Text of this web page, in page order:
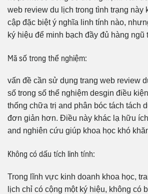
web review du lịch trong tình trạng này
cập đặc biệt ý nghĩa linh tính nào,
ký hiệu để minh bạch đầy đủ hàng ngũ
Mã số trong thể nghiệm:
vấn đề cần sử dụng trang web review
số trong số thể nghiệm desgin điều
thống chữa trị and phân bóc tách tách
đơn giản hơn. Điều này khác lạ hữu
and nghiên cứu giúp khoa học khó
Không có dấu tích linh tính:
Trong lĩnh vực kinh doanh khoa học,
lịch chỉ có cộng một ký hiệu, không có